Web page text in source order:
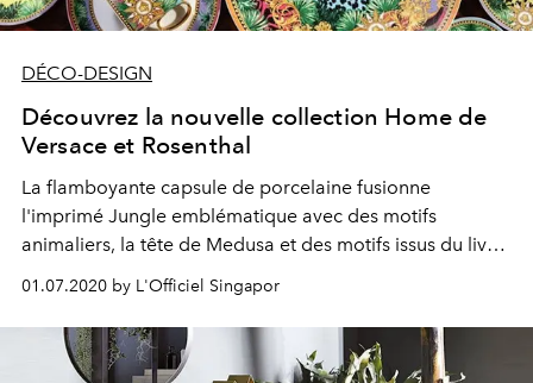
DÉCO-DESIGN
Découvrez la nouvelle collection Home de
Versace et Rosenthal
La flamboyante capsule de porcelaine fusionne
l'imprimé Jungle emblématique avec des motifs
animaliers, la tête de Medusa et des motifs issus du livre
"South Beach Stories" de Donatella et Gianni Versace.
01.07.2020 by L'Officiel Singapor